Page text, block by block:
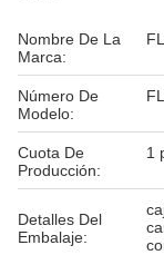
Nombre De La
Marca:
Número De
Modelo:
Cuota De
Producción:
1
Detalles Del
Embalaje: